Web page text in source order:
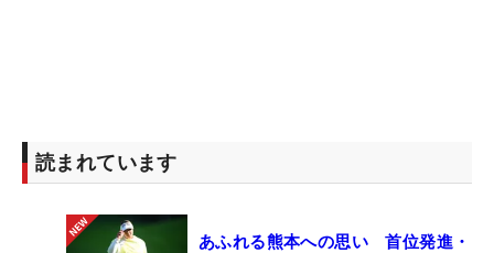
読まれています
あふれる熊本への思い 首位発進・